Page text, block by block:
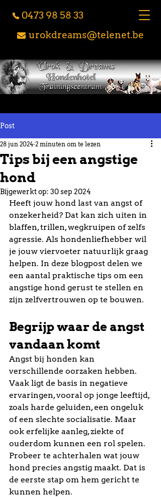
0473 98 58 33
urokdreams@telenet.be
Post
Tips bij een angstige
hond
28 jun 2024 2 minuten om te lezen
Bijgewerkt op: 30 sep 2024
Heeft jouw hond last van angst of
onzekerheid? Dat kan zich uiten in
blaffen, trillen, wegkruipen of zelfs
agressie. Als hondenliefhebber wil
je jouw viervoeter natuurlijk graag
helpen. In deze blogpost delen we
een aantal praktische tips om een
angstige hond gerust te stellen en
zijn zelfvertrouwen op te bouwen.
Begrijp waar de angst
vandaan komt
Angst bij honden kan
verschillende oorzaken hebben.
Vaak ligt de basis in negatieve
ervaringen, vooral op jonge leeftijd,
zoals harde geluiden, een ongeluk
of een slechte socialisatie. Maar
ook erfelijke aanleg, ziekte of
ouderdom kunnen een rol spelen.
Probeer te achterhalen wat jouw
hond precies angstig maakt. Dat is
de eerste stap om hem gericht te
kunnen helpen.